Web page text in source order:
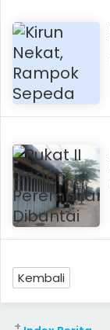
Kembali
+